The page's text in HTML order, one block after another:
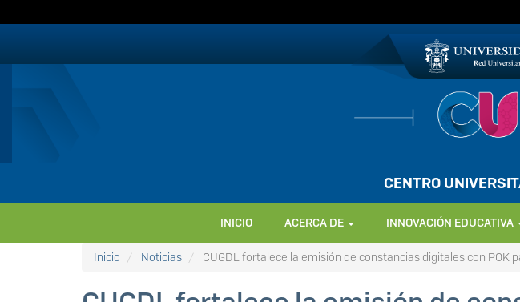
al
CENTRO
PRINCIPAL
INICIO ACERCA DE INNOVACIÓN EDUCATIVA
Inicio Noticias CUGDL fortalece la emisión de constancias digitales con